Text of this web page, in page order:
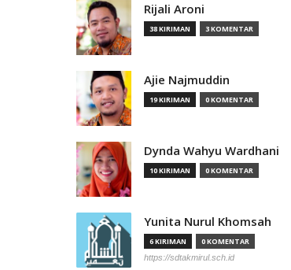
Rijali Aroni
38 KIRIMAN 3 KOMENTAR
Ajie Najmuddin
19 KIRIMAN 0 KOMENTAR
Dynda Wahyu Wardhani
10 KIRIMAN 0 KOMENTAR
Yunita Nurul Khomsah
6 KIRIMAN 0 KOMENTAR
https://sdtakmirul.sch.id